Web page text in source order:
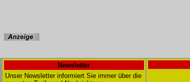
Newsletter
Unser Newsletter informiert Sie immer über die